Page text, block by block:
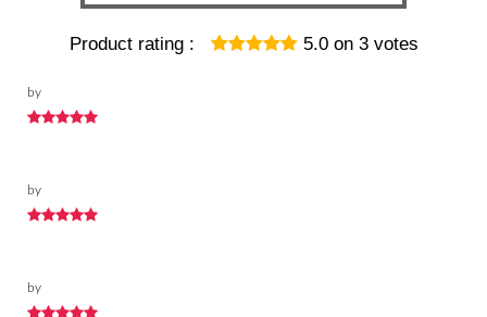
Product rating : 5.0 on 3votes
by
by
by